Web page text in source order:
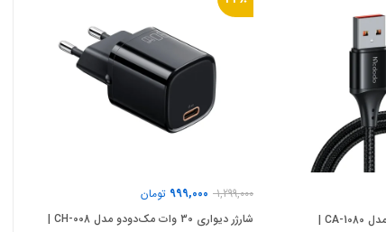
کابل شارژ 66 وات مک‌دودو مدل CA-1080 |
1,299,000
999,000 تومان
شارژر دیواری 30 وات مک‌دودو مدل CH-008 |